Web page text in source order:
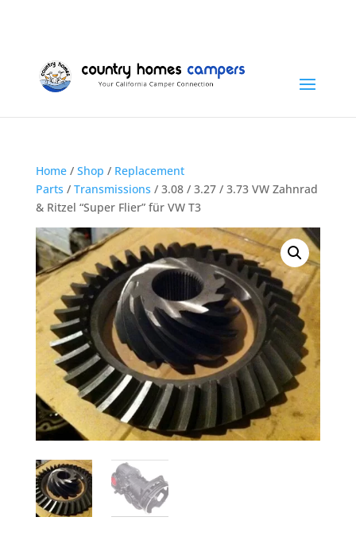
Home/ Shop / Replacement
Parts / Transmissions / 3.08 / 3.27 / 3.73 VW Zahnrad
& Ritzel “Super Flier” für VW T3